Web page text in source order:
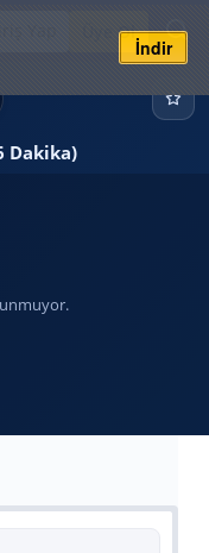
İndir
Yap Üye Ol
Dakika)